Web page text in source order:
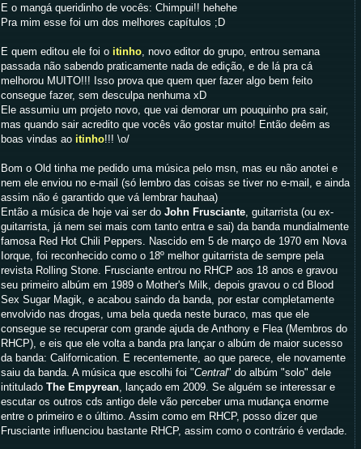
E o mangá queridinho de vocês: Chimpui!! hehehe
Pra mim esse foi um dos melhores capítulos ;D
E quem editou ele foi o itinho , novo editor do grupo, entrou semana
passada não sabendo praticamente nada de edição, e de lá pra cá
melhorou MUITO!!! Isso prova que quem quer fazer algo bem feito
consegue fazer, sem desculpa nenhuma xD
Ele assumiu um projeto novo, que vai demorar um pouquinho pra sair,
mas quando sair acredito que vocês vão gostar muito! Então deêm as
boas vindas ao itinho!!! \o/
Bom o Old tinha me pedido uma música pelo msn, mas eu não anotei e
nem ele enviou no e-mail (só lembro das coisas se tiver no e-mail, e ainda
assim não é garantido que vá lembrar hauhaa)
Então a música de hoje vai ser do John Frusciante , guitarrista (ou ex-
guitarrista, já nem sei mais com tanto entra e sai) da banda mundialmente
famosa Red Hot Chili Peppers. Nascido em 5 de março de 1970 em Nova
Iorque, foi reconhecido como o 18º melhor guitarrista de sempre pela
revista Rolling Stone. Frusciante entrou no RHCP aos 18 anos e gravou
seu primeiro albúm em 1989 o Mother's Milk, depois gravou o cd Blood
Sex Sugar Magik, e acabou saindo da banda, por estar completamente
envolvido nas drogas, uma bela queda neste buraco, mas que ele
consegue se recuperar com grande ajuda de Anthony e Flea (Membros do
RHCP), e eis que ele volta a banda pra lançar o albúm de maior sucesso
da banda: Californication. E recentemente, ao que parece, ele novamente
saiu da banda. A música que escolhi foi "Central" do albúm "solo" dele
intitulado The Empyrean , lançado em 2009. Se alguém se interessar e
escutar os outros cds antigo dele vão perceber uma mudança enorme
entre o primeiro e o último. Assim como em RHCP, posso dizer que
Frusciante influenciou bastante RHCP, assim como o contrário é verdade.